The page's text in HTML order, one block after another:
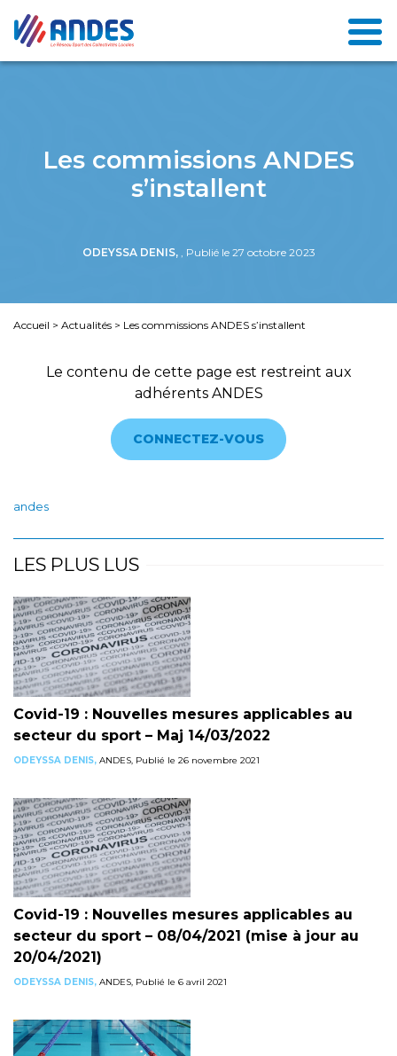
Les commissions ANDES
s’installent
ODEYSSA DENIS, , Publié le 27 octobre 2023
Accueil > Actualités > Les commissions ANDES s’installent
Le contenu de cette page est restreint aux
adhérents ANDES
CONNECTEZ-VOUS
andes
LES PLUS LUS
Covid-19 : Nouvelles mesures applicables au
secteur du sport – Maj 14/03/2022
ODEYSSA DENIS, ANDES, Publié le 26 novembre 2021
Covid-19 : Nouvelles mesures applicables au
secteur du sport – 08/04/2021 (mise à jour au
20/04/2021)
ODEYSSA DENIS, ANDES, Publié le 6 avril 2021